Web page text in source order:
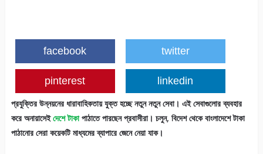
facebook twitter
pinterest linkedin
প্রযুক্তির উন্নয়নের ধারাবাহিকতায় যুক্ত হচ্ছে নতুন নতুন সেবা। এই সেবাগুলোর ব্যবহার
করে অনায়াসেইদেশে টাকাপাঠাতে পারছেন প্রবাসীরা। চলুন, বিদেশ থেকে বাংলাদেশে টাকা
পাঠানোর সেরা কয়েকটি মাধ্যমের ব্যাপারে জেনে নেয়া যাক।